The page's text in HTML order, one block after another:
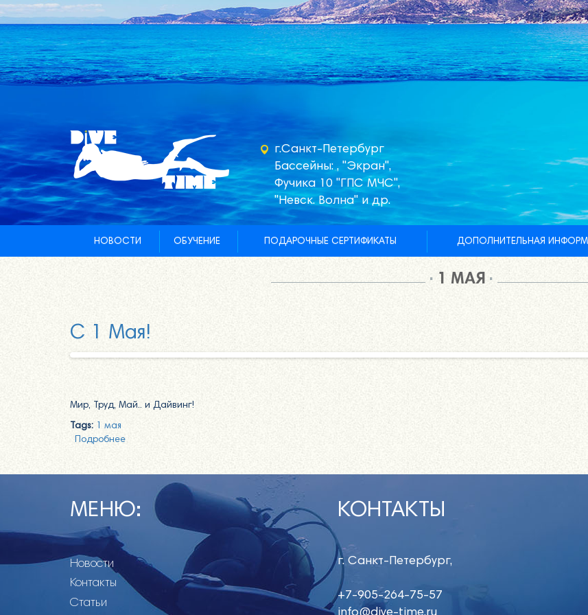
г.Санкт-Петербург
Бассейны: , "Экран",
Фучика 10 "ГПС МЧС",
"Невск. Волна" и др.
НОВОСТИ ОБУЧЕНИЕ ПОДАРОЧНЫЕ СЕРТИФИКАТЫ ДОПОЛНИТЕЛЬНАЯ
1 МАЯ
С 1 Мая!
Мир, Труд, Май.. и Дайвинг!
Tags: 1 мая
Подробнее
МЕНЮ:
Новости
Контакты
Статьи
КОНТАКТЫ
г. Санкт-Петербург,
+7-905-264-75-57